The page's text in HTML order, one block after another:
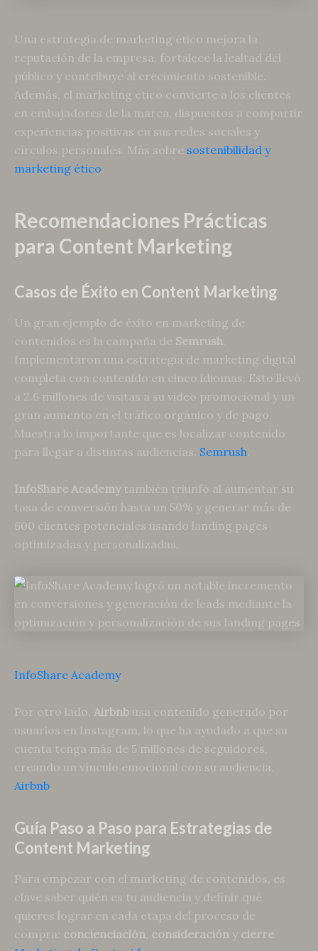
Una estrategia de marketing ético mejora la
reputación de la empresa, fortalece la lealtad del
público y contribuye al crecimiento sostenible.
Además, el marketing ético convierte a los clientes
en embajadores de la marca, dispuestos a compartir
experiencias positivas en sus redes sociales y
círculos personales. Más sobre sostenibilidad y
marketing ético
Recomendaciones Prácticas
para Content Marketing
Casos de Éxito en Content Marketing
Un gran ejemplo de éxito en marketing de
contenidos es la campaña de Semrush.
Implementaron una estrategia de marketing digital
completa con contenido en cinco idiomas. Esto llevó
a 2.6 millones de visitas a su video promocional y un
gran aumento en el tráfico orgánico y de pago.
Muestra lo importante que es localizar contenido
para llegar a distintas audiencias. Semrush.
InfoShare Academytambién triunfó al aumentar su
tasa de conversión hasta un 50% y generar más de
600 clientes potenciales usando landing pages
optimizadas y personalizadas.
InfoShare Academy.
Por otro lado, Airbnb usa contenido generado por
usuarios en Instagram, lo que ha ayudado a que su
cuenta tenga más de 5 millones de seguidores,
creando un vínculo emocional con su audiencia.
Airbnb
Guía Paso a Paso para Estrategias de
Content Marketing
Para empezar con el marketing de contenidos, es
clave saber quién es tu audiencia y definir qué
quieres lograr en cada etapa del proceso de
compra: concienciación, consideración y cierre.